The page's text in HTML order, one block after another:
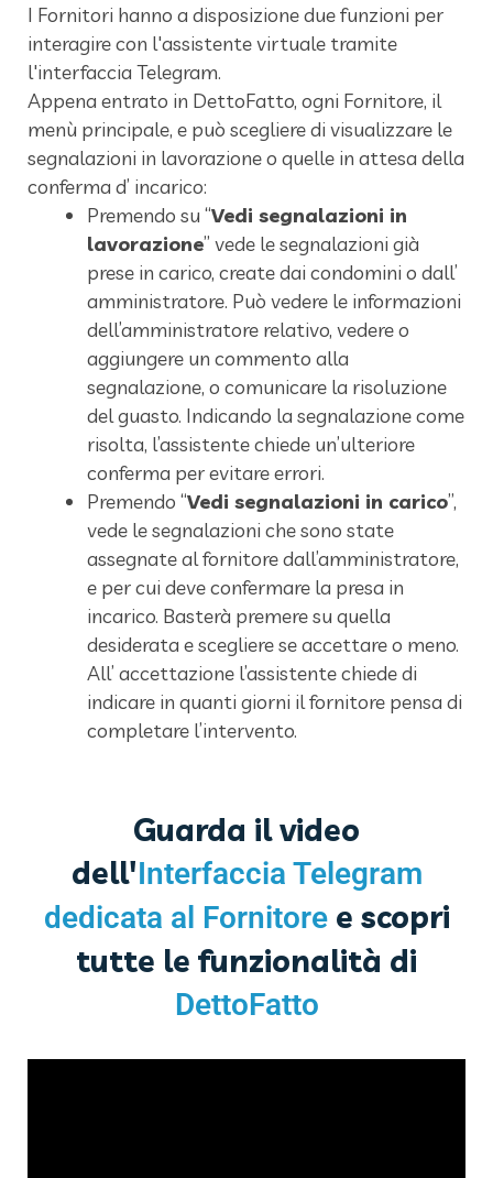
I Fornitori hanno a disposizione due funzioni per
interagire con l'assistente virtuale tramite
l'interfaccia Telegram.
Appena entrato in DettoFatto, ogni Fornitore, il
menù principale, e può scegliere di visualizzare le
segnalazioni in lavorazione o quelle in attesa della
conferma d’ incarico:
Premendo su “Vedi segnalazioni in
lavorazione” vede le segnalazioni già
prese in carico, create dai condomini o dall’
amministratore. Può vedere le informazioni
dell’amministratore relativo, vedere o
aggiungere un commento alla
segnalazione, o comunicare la risoluzione
del guasto. Indicando la segnalazione come
risolta, l’assistente chiede un’ulteriore
conferma per evitare errori.
Premendo “Vedi segnalazioni in carico”,
vede le segnalazioni che sono state
assegnate al fornitore dall’amministratore,
e per cui deve confermare la presa in
incarico. Basterà premere su quella
desiderata e scegliere se accettare o meno.
All’ accettazione l’assistente chiede di
indicare in quanti giorni il fornitore pensa di
completare l’intervento.
Guarda il video
dell'Interfaccia Telegram
dedicata al Fornitoree scopri
tutte le funzionalità di
DettoFatto